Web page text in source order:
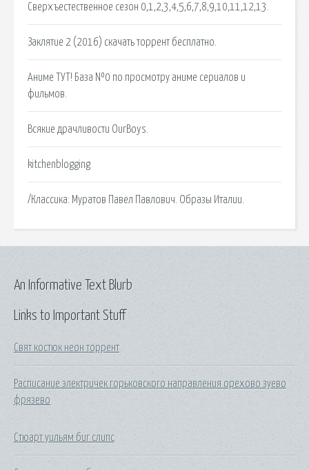
Сверхъестественное сезон 0,1,2,3,4,5,6,7,8,9,10,11,12,13.
Заклятие 2 (2016) скачать торрент бесплатно.
Аниме ТУТ! База №0 по просмотру аниме сериалов и
фильмов.
Всякие драчливости OurBoys.
kitchenblogging
/Классика: Муратов Павел Павлович. Образы Италии.
Links to Important Stuff
Свят костюк неон торрент
Расписание электричек горьковского направления орехово зуево
фрязево
Стюарт уильям биг слипс
An Informative Text Blurb